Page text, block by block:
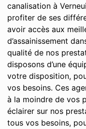
canalisation à
profiter de ses
avoir accès aux
d’assainissement
qualité de nos
disposons d’une
votre disposition,
vos besoins. Ces
à la moindre de vos
éclairer sur nos
tous vos besoins,